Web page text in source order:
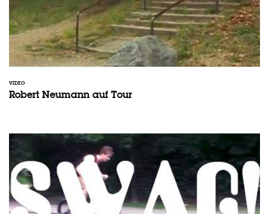
VIDEO
Robert Neumann auf Tour